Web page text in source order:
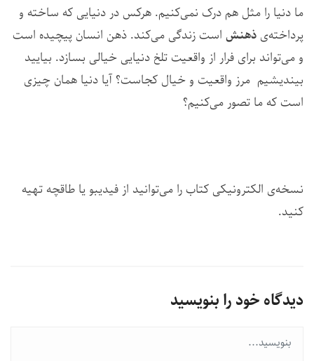
ما دنیا را مثل هم درک نمی‌کنیم. هرکس در دنیایی که ساخته و
پرداخته‌ی ذهنش است زندگی می‌کند. ذهن انسان پیچیده است
و می‌تواند برای فرار از واقعیت تلخ دنیایی خیالی بسازد. بیایید
بیندیشیم مرز واقعیت و خیال کجاست؟ آیا دنیا همان چیزی
است که ما تصور می‌کنیم؟
نسخه‌ی الکترونیکی کتاب را می‌توانید از فیدیبو یا طاقچه تهیه
کنید.
دیدگاه خود را بنویسید